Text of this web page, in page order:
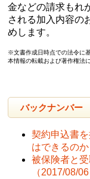
金などの請求もれ
される加入内容の
めします。
※文書作成日時点での法令に
本情報の転載および著作権法
バックナンバー
契約申込書
はできるのか
被保険者と
（2017/08/06